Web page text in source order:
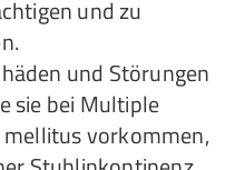
und zu
und Störungen
sie bei Multiple
vorkommen,